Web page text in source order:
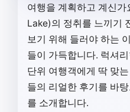
여행을 계획하고 계신
Lake)의 정취를 느끼기
보기 위해 들러야 하는
들이 가득합니다. 럭셔
단위 여행객에게 딱 맞
들의 리얼한 후기를 바
를 소개합니다.